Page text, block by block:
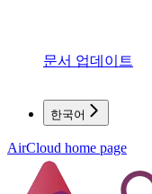
문서 업데이트
한국어
AirCloud home page